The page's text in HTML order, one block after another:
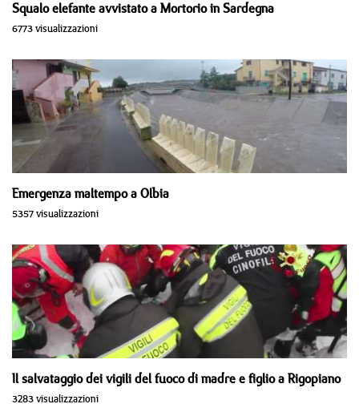
Squalo elefante avvistato a Mortorio in Sardegna
6773 visualizzazioni
Emergenza maltempo a Olbia
5357 visualizzazioni
Il salvataggio dei vigili del fuoco di madre e figlio a Rigopiano
3283 visualizzazioni